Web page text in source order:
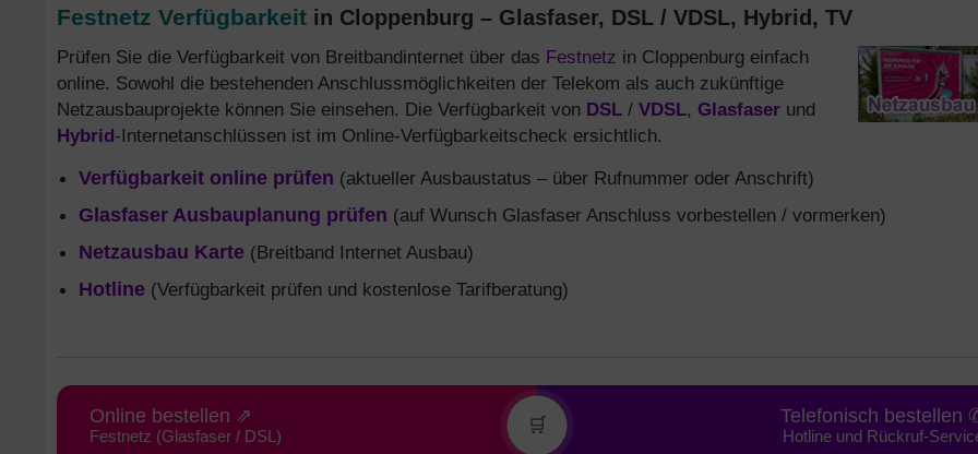
Festnetz Verfügbarkeit in Cloppenburg – Glasfaser, DSL / VDSL, Hybrid, TV
Prüfen Sie die Verfügbarkeit von Breitbandinternet über das Festnetz in Cloppenburg einfach
online. Sowohl die bestehenden Anschlussmöglichkeiten der Telekom als auch zukünftige
Netzausbauprojekte können Sie einsehen. Die Verfügbarkeit von DSL / VDSL, Glasfaser und
Hybrid-Internetanschlüssen ist im Online-Verfügbarkeitscheck ersichtlich.
Verfügbarkeit online prüfen (aktueller Ausbaustatus – über Rufnummer oder Anschrift)
Glasfaser Ausbauplanung prüfen (auf Wunsch Glasfaser Anschluss vorbestellen / vormerken)
Netzausbau Karte (Breitband Internet Ausbau)
Hotline (Verfügbarkeit prüfen und kostenlose Tarifberatung)
Online bestellen ⇗
Festnetz (Glasfaser / DSL)
🛒 Telefonisch bestellen
Hotline und Rückruf-